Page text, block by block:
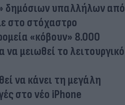
δημόσιων υπαλλήλων από
στο στόχαστρο
«κόβουν» 8.000
να μειωθεί το λειτουργικό
να κάνει τη μεγάλη
στο νέο iPhone